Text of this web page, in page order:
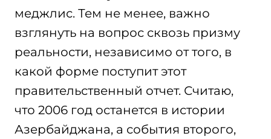
меджлис. Тем не менее, важно
взглянуть на вопрос сквозь призму
реальности, независимо от того, в
какой форме поступит этот
правительственный отчет. Считаю,
что 2006 год останется в истории
Азербайджана, а события второго,